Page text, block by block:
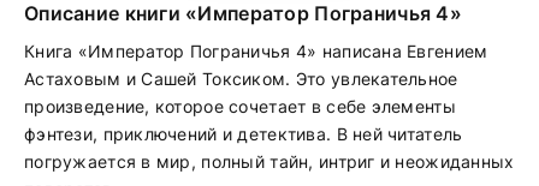
Описание книги «Император Пограничья 4»
Книга «Император Пограничья 4» написана Евгением
Астаховым и Сашей Токсиком. Это увлекательное
произведение, которое сочетает в себе элементы
фэнтези, приключений и детектива. В ней читатель
погружается в мир, полный тайн, интриг и неожиданных